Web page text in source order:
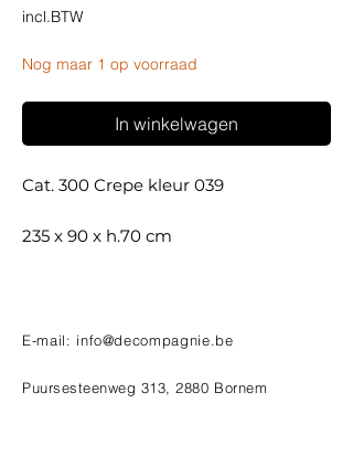
incl.BTW
Nog maar 1 op voorraad
In winkelwagen
Cat. 300 Crepe kleur 039
235 x 90 x h.70 cm
E-mail: info@decompagnie.be
Puursesteenweg 313, 2880 Bornem